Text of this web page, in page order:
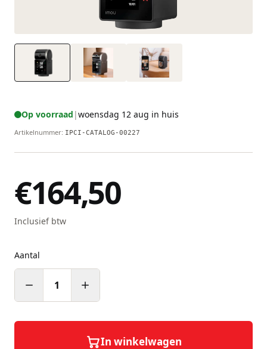
Op voorraad |woensdag 12 aug in huis
Artikelnummer: IPCI-CATALOG-00227
€164,50
Inclusief btw
Aantal
1
In winkelwagen